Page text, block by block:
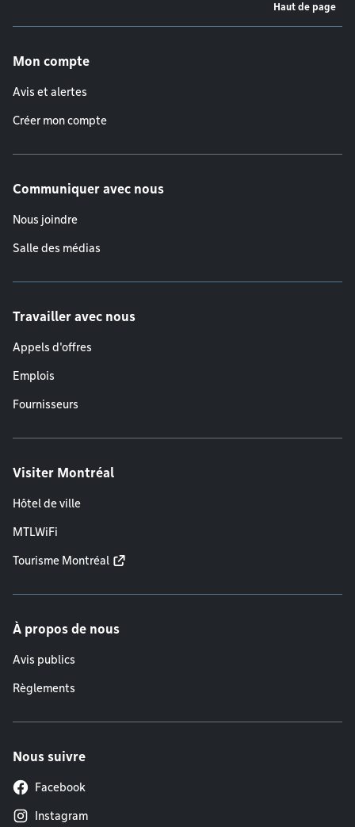
Haut de page
Mon compte
Avis et alertes
Créer mon compte
Communiquer avec nous
Nous joindre
Salle des médias
Travailler avec nous
Appels d'offres
Emplois
Fournisseurs
Visiter Montréal
Hôtel de ville
MTLWiFi
Tourisme Montréal
À propos de nous
Avis publics
Règlements
Nous suivre
Facebook
Instagram